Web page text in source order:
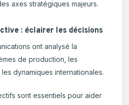
axes stratégiques majeurs.
: éclairer les décisions
ont analysé la
de production, les
dynamiques internationales.
sont essentiels pour aider